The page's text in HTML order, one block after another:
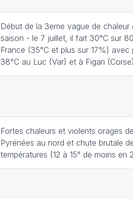
Début de la 3eme vague de chaleur
saison - le 7 juillet, il fait 30°C sur
France (35°C et plus sur 17%) avec
38°C au Luc (Var) et à Figari
Fortes chaleurs et violents orages
Pyrénées au nord et chute brutale
températures (12 à 15° de moins en